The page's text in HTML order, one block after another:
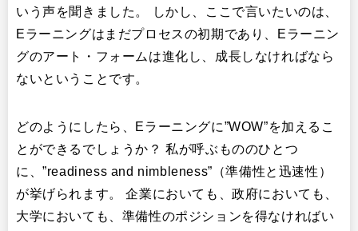
いう声を聞きました。 しかし、ここで言いたいのは、
Eラーニングはまだプロセスの初期であり、Eラーニン
グのアート・フォームは進化し、成長しなければなら
ないということです。
どのようにしたら、Eラーニングに”WOW”を加えるこ
とができるでしょうか？ 私が呼ぶもののひとつ
に、”readiness and nimbleness”（準備性と迅速性）
が挙げられます。 企業においても、政府においても、
大学においても、準備性のポジションを得なければい